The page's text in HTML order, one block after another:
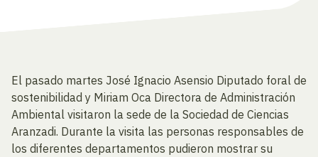
El pasado martes José Ignacio Asensio Diputado foral de
sostenibilidad y Miriam Oca Directora de Administración
Ambiental visitaron la sede de la Sociedad de Ciencias
Aranzadi. Durante la visita las personas responsables de
los diferentes departamentos pudieron mostrar su